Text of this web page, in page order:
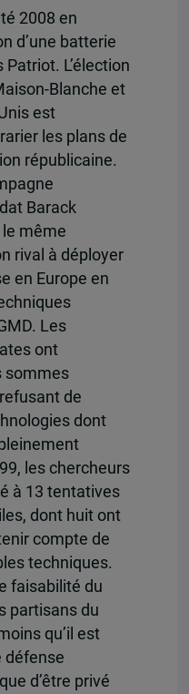
2008 en
d’une batterie
L’élection
Blanche et
est
les plans de
républicaine.
Barack
le même
rival à déployer
en Europe en
Les
ont
sommes
de
dont
les chercheurs
à 13 tentatives
dont huit ont
compte de
techniques.
faisabilité du
partisans du
qu’il est
défense
d’être privé